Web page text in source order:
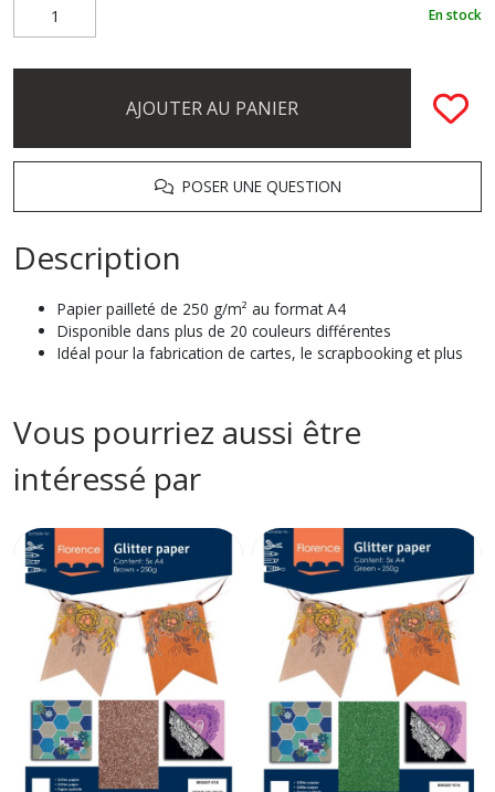
En stock
AJOUTER AU PANIER
POSER UNE QUESTION
Description
Papier pailleté de 250 g/m² au format A4
Disponible dans plus de 20 couleurs différentes
Idéal pour la fabrication de cartes, le scrapbooking et plus
Vous pourriez aussi être
intéressé par